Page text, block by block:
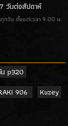
วันต่อสัปดาห์
ทุกวัน ตั้งแต่เวลา 9.00 น.
p320
906
Kuzey